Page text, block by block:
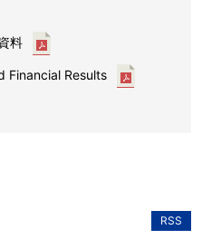
料
Financial Results
RSS